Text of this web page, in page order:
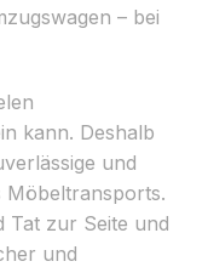
– bei
kann. Deshalb
und
Möbeltransports.
Tat zur Seite und
und